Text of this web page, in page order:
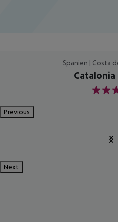
Spanien | Costa
Catalonia
4
Previous
Next